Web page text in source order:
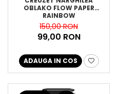
OBLAKO FLOW PAPER
RAINBOW
150,00 RON
99,00 RON
ADAUGA IN COS